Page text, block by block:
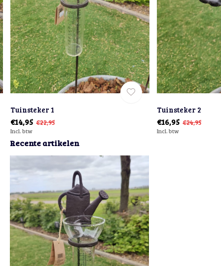
Tuinsteker 1
€14,95 €22,95
Incl. btw
Tuinsteker 2
€16,95 €24,95
Incl. btw
Recente artikelen